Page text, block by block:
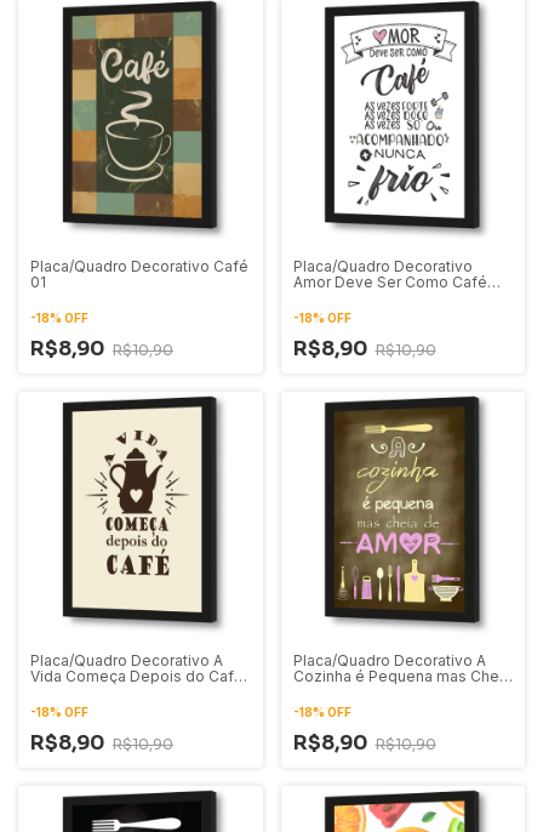
Placa/Quadro Decorativo Café
01
-18% OFF
R$8,90 R$10,90
Placa/Quadro Decorativo
Amor Deve Ser Como Café
-18% OFF
R$8,90 R$10,90
Placa/Quadro Decorativo A
Vida Começa Depois do Café
-18% OFF
R$8,90 R$10,90
Placa/Quadro Decorativo A
Cozinha é Pequena mas Cheia
-18% OFF
R$8,90 R$10,90